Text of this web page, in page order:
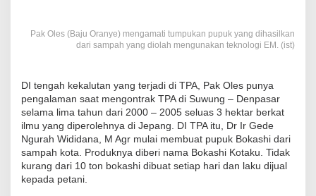
Pak Oles (Baju Oranye) mengamati tumpukan pupuk yang dihasilkan
dari sampah yang diolah mengunakan teknologi EM. (ist)
DI tengah kekalutan yang terjadi di TPA, Pak Oles punya
pengalaman saat mengontrak TPA di Suwung – Denpasar
selama lima tahun dari 2000 – 2005 seluas 3 hektar berkat
ilmu yang diperolehnya di Jepang. DI TPA itu, Dr Ir Gede
Ngurah Wididana, M Agr mulai membuat pupuk Bokashi dari
sampah kota. Produknya diberi nama Bokashi Kotaku. Tidak
kurang dari 10 ton bokashi dibuat setiap hari dan laku dijual
kepada petani.